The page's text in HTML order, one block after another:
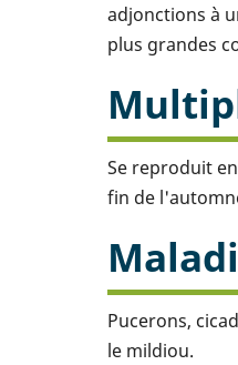
adjonctions à
plus grandes
Se reproduit
fin de
Pucerons,
le mildiou.